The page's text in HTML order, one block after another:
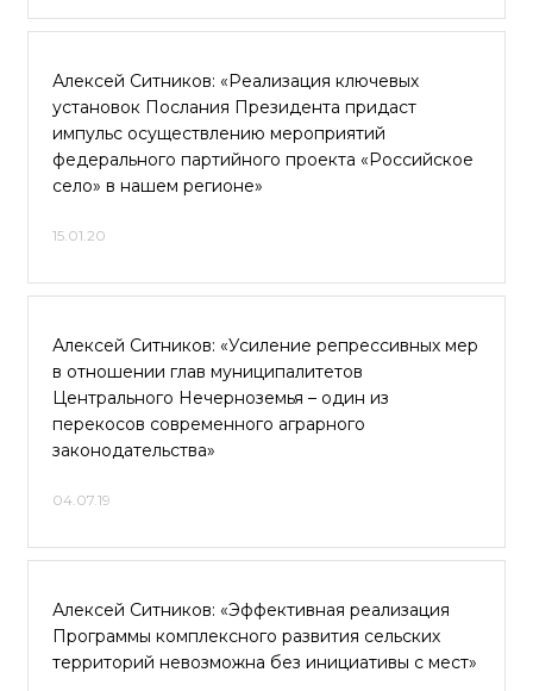
Алексей Ситников: «Реализация ключевых
установок Послания Президента придаст
импульс осуществлению мероприятий
федерального партийного проекта «Российское
село» в нашем регионе»
15.01.20
Алексей Ситников: «Усиление репрессивных мер
в отношении глав муниципалитетов
Центрального Нечерноземья – один из
перекосов современного аграрного
законодательства»
04.07.19
Алексей Ситников: «Эффективная реализация
Программы комплексного развития сельских
территорий невозможна без инициативы с мест»